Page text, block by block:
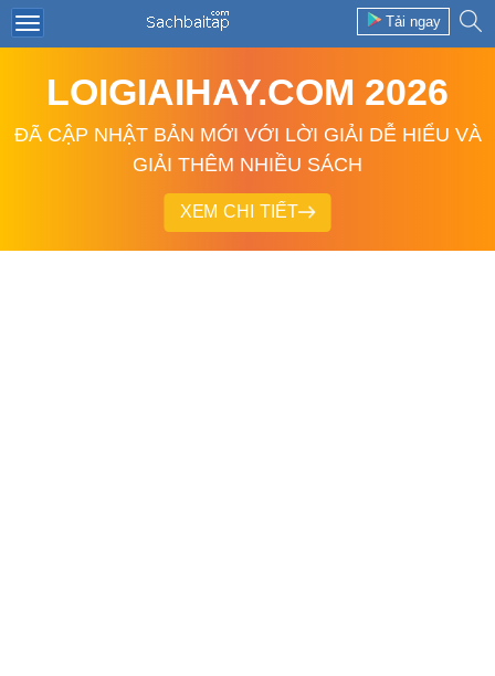
Tải ngay
LOIGIAIHAY.COM 2026
ĐÃ CẬP NHẬT BẢN MỚI VỚI LỜI GIẢI DỄ HIỂU VÀ
GIẢI THÊM NHIỀU SÁCH
XEM CHI TIẾT